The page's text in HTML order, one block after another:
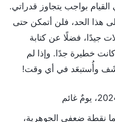
بواجب يتجاوز قدراتي.
هذا الحد، فلن أتمكن حتى
جيدًا، فضلًا عن كتابة
خطيرة جدًا. وإذا لم
وأُستبعَد في أي وقت!
نقطة ضعفي الجوهرية،